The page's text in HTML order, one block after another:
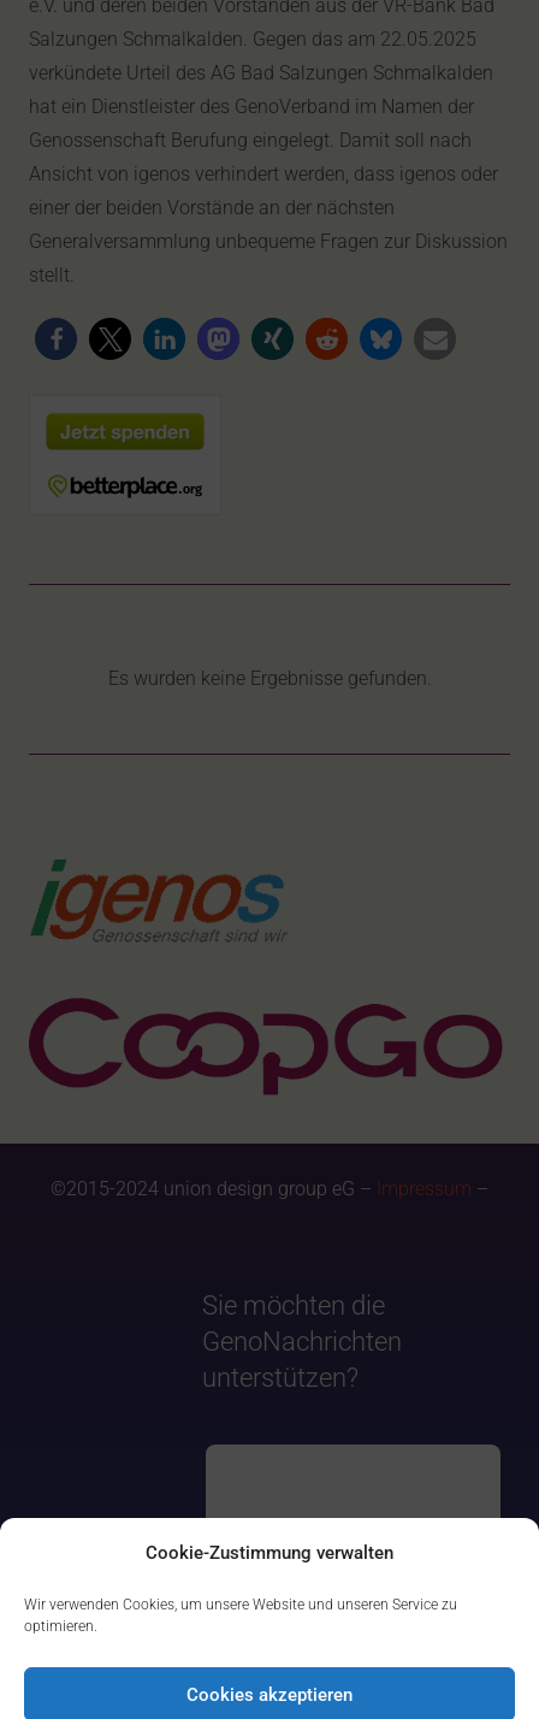
Cookie-Zustimmung verwalten
Wir verwenden Cookies, um unsere Website und unseren Service zu
optimieren.
Cookies akzeptieren
e.V. und deren beiden Vorständen aus der VR-Bank Bad
Salzungen Schmalkalden. Gegen das am 22.05.2025
verkündete Urteil des AG Bad Salzungen Schmalkalden
hat ein Dienstleister des GenoVerband im Namen der
Genossenschaft Berufung eingelegt. Damit soll nach
Ansicht von igenos verhindert werden, dass igenos oder
einer der beiden Vorstände an der nächsten
Generalversammlung unbequeme Fragen zur Diskussion
stellt.
Es wurden keine Ergebnisse gefunden.
©2015-2024 union design group eG – Impressum –
Sie möchten die
GenoNachrichten
unterstützen?